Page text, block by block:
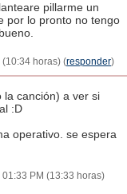
pillarme un
por lo pronto no tengo
(10:34 horas) (responder)
la canción) a ver si
:D
operativo. se espera
PM (13:33 horas)